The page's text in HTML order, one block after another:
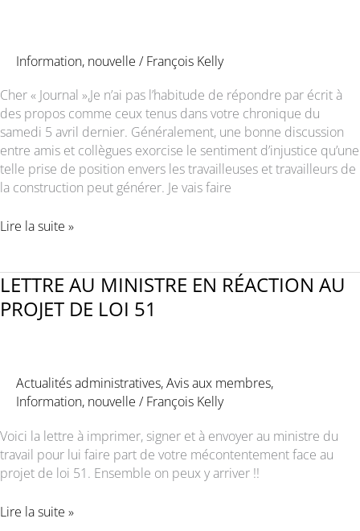
791
Information, nouvelle /François Kelly
Cher « Journal »,Je n’ai pas l’habitude de répondre par écrit à
des propos comme ceux tenus dans votre chronique du
samedi 5 avril dernier. Généralement, une bonne discussion
entre amis et collègues exorcise le sentiment d’injustice qu’une
telle prise de position envers les travailleuses et travailleurs de
la construction peut générer. Je vais faire
Marc
de
l’Union
des
machinerie
lourde,
local
791,
commente
l’article
du
JDM,
peu
Lire la suite »
LETTRE AU MINISTRE EN RÉACTION AU
PROJET DE LOI 51
Actualités administratives,Avis aux membres,
Information, nouvelle /François Kelly
Voici la lettre à imprimer, signer et à envoyer au ministre du
travail pour lui faire part de votre mécontentement face au
projet de loi 51. Ensemble on peux y arriver !!
LETTRE
Lire la suite »